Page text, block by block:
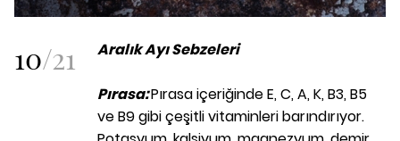
10/21 Aralık Ayı Sebzeleri
Pırasa:Pırasa içeriğinde E, C, A, K, B3, B5
ve B9 gibi çeşitli vitaminleri barındırıyor.